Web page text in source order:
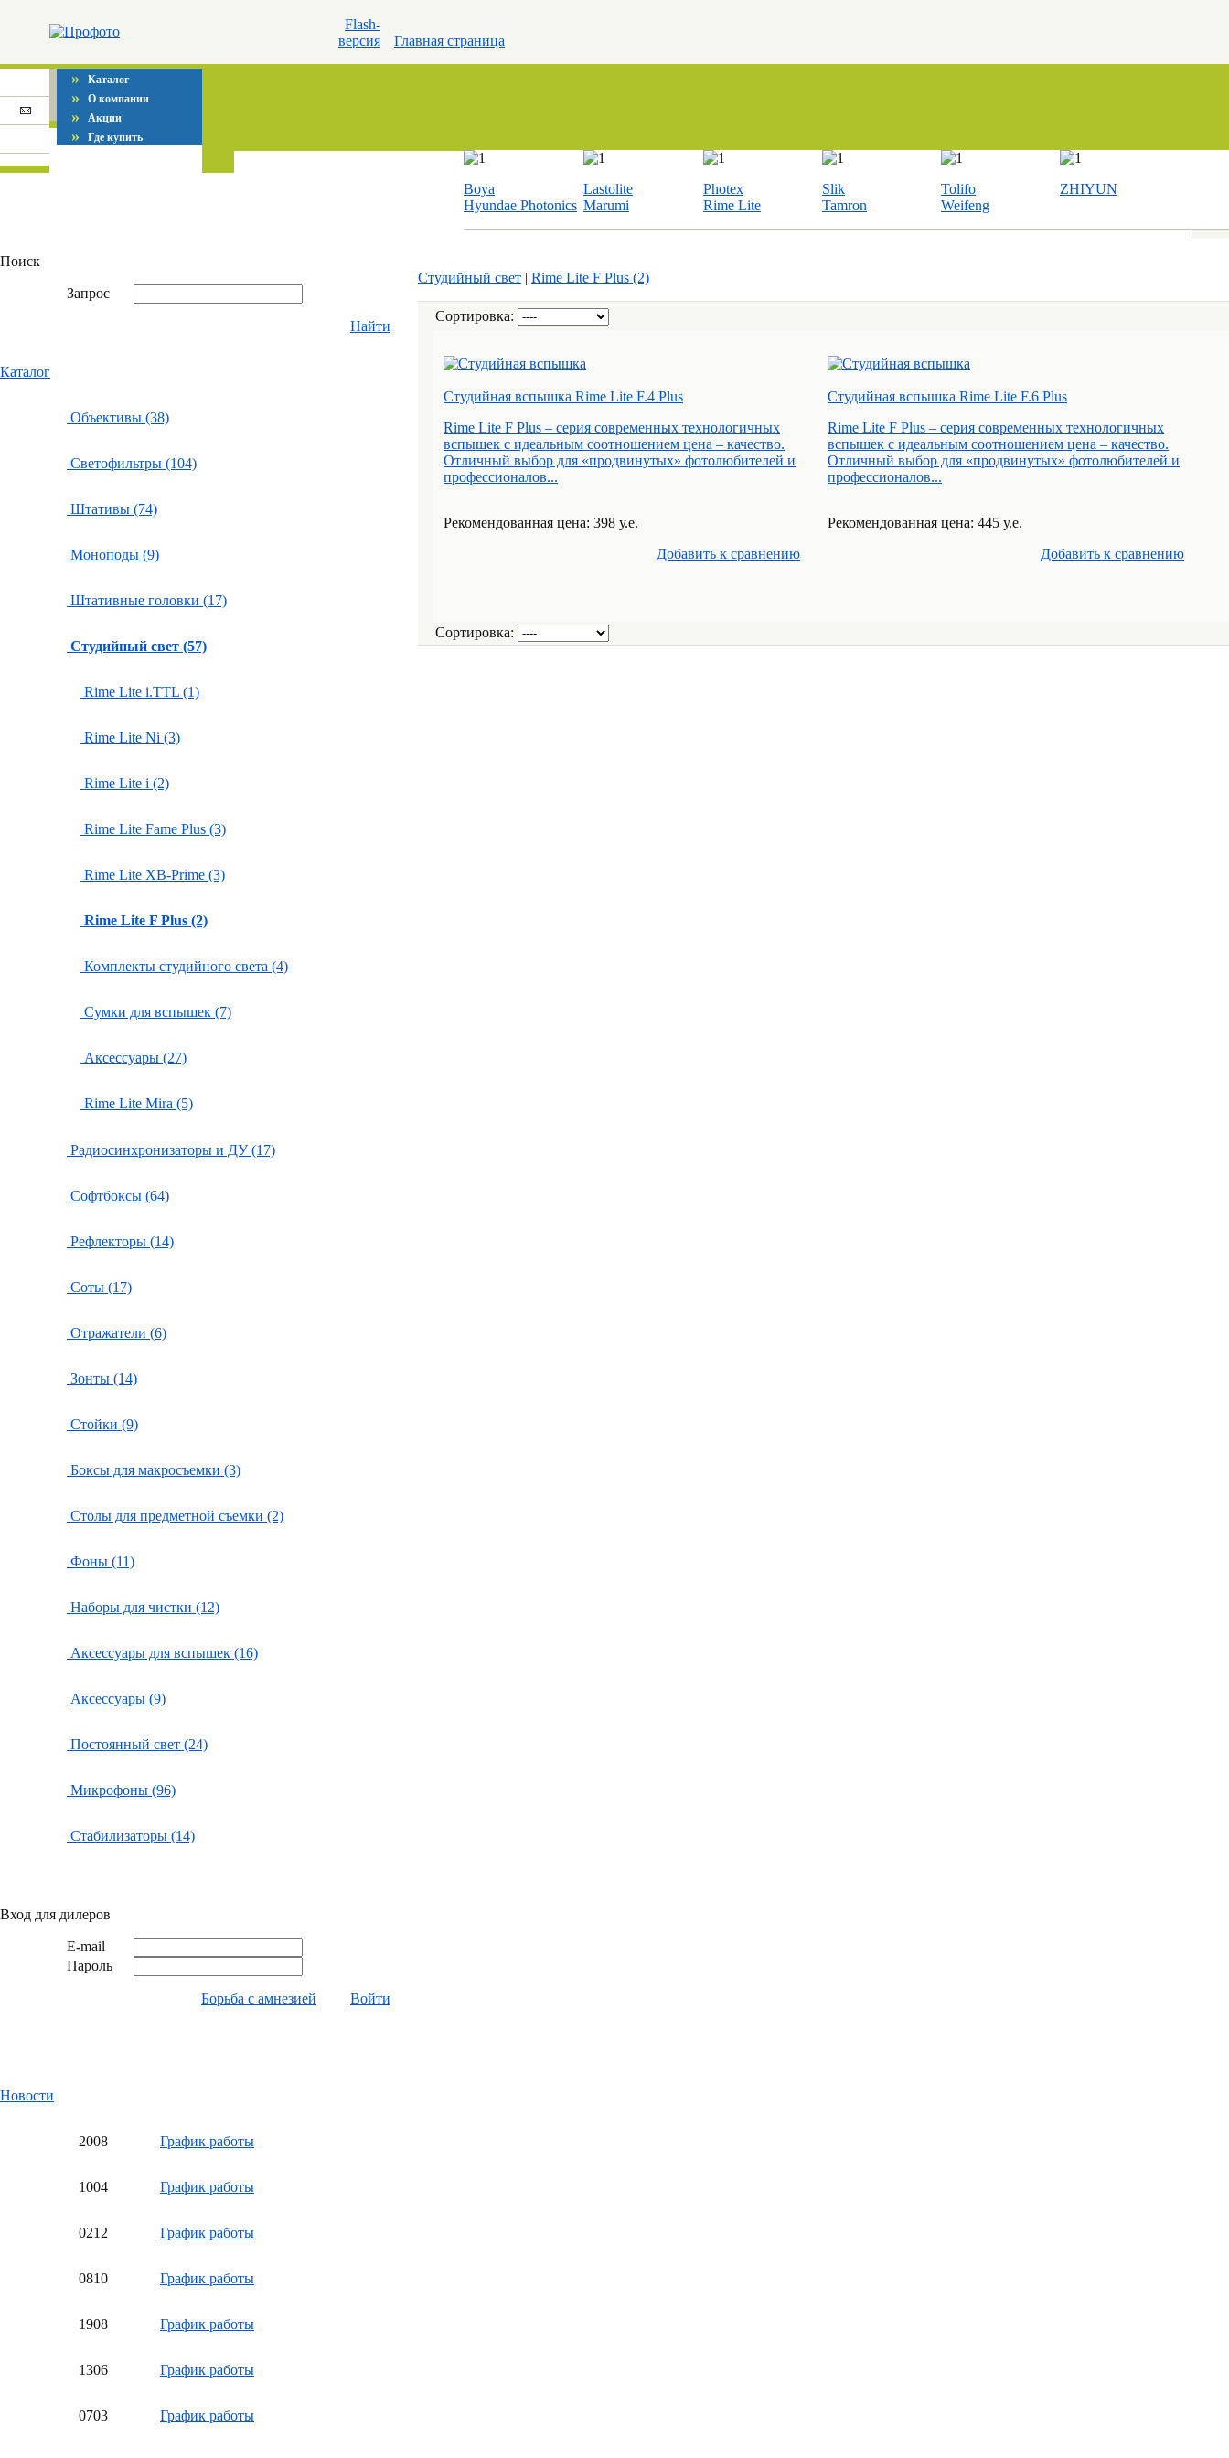
Flash-
версия
Главная страница
» Каталог
» О компании
» Акции
» Где купить
Boya
Hyundae Photonics
Lastolite
Marumi
Photex
Rime Lite
Slik
Tamron
Tolifo
Weifeng
ZHIYUN
Поиск
Запрос
Найти
Каталог
Объективы (38)
Светофильтры (104)
Штативы (74)
Моноподы (9)
Штативные головки (17)
Студийный свет (57)
Rime Lite i.TTL (1)
Rime Lite Ni (3)
Rime Lite i (2)
Rime Lite Fame Plus (3)
Rime Lite XB-Prime (3)
Rime Lite F Plus (2)
Комплекты студийного света (4)
Сумки для вспышек (7)
Аксессуары (27)
Rime Lite Mira (5)
Радиосинхронизаторы и ДУ (17)
Софтбоксы (64)
Рефлекторы (14)
Соты (17)
Отражатели (6)
Зонты (14)
Стойки (9)
Боксы для макросъемки (3)
Столы для предметной съемки (2)
Фоны (11)
Наборы для чистки (12)
Аксессуары для вспышек (16)
Аксессуары (9)
Постоянный свет (24)
Микрофоны (96)
Стабилизаторы (14)
Вход для дилеров
E-mail
Пароль
Борьба с амнезией Войти
Новости
2008 График работы
1004 График работы
0212 График работы
0810 График работы
1908 График работы
1306 График работы
0703 График работы
Студийный свет | Rime Lite F Plus (2)
Сортировка:
Студийная вспышка Rime Lite F.4 Plus
Rime Lite F Plus – серия современных технологичных
вспышек с идеальным соотношением цена – качество.
Отличный выбор для «продвинутых» фотолюбителей и
профессионалов...
Рекомендованная цена: 398 у.е.
Добавить к cравнению
Студийная вспышка Rime Lite F.6 Plus
Rime Lite F Plus – серия современных технологичных
вспышек с идеальным соотношением цена – качество.
Отличный выбор для «продвинутых» фотолюбителей и
профессионалов...
Рекомендованная цена: 445 у.е.
Добавить к cравнению
Сортировка: